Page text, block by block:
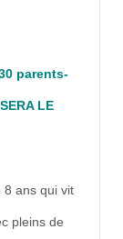
parents-
LE
8 ans qui vit
pleins de